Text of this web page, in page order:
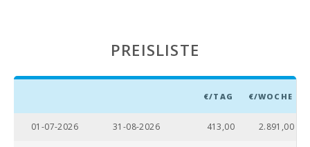
Fähre - Hafen von
PREISLISTE
€/TAG €/WOCHE
01-07-2026 31-08-2026 413,00 2.891,00